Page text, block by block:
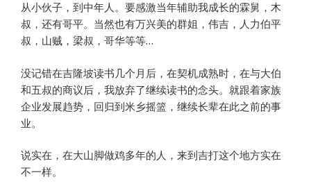
从小伙子，到中年人。要感激当年辅助我成长的霖舅，木
叔，还有哥平。当然也有万兴美的群姐，伟吉，人力伯平
叔，山贼，梁叔，哥华等等…
没记错在吉隆坡读书几个月后，在契机成熟时，在与大伯
和五叔的商议后，我放弃了继续读书的念头。就跟着家族
企业发展趋势，回归到米乡摇篮，继续长辈在此之前的事
业。
说实在，在大山脚做鸡多年的人，来到吉打这个地方实在
不一样。